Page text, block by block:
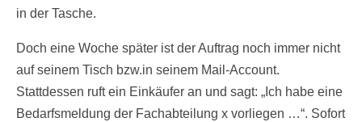
in der Tasche.
Doch eine Woche später ist der Auftrag noch immer nicht
auf seinem Tisch bzw.in seinem Mail-Account.
Stattdessen ruft ein Einkäufer an und sagt: „Ich habe eine
Bedarfsmeldung der Fachabteilung x vorliegen …“. Sofort